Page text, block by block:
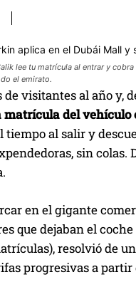
lee tu matrícula al entrar y
el emirato.
visitantes al año y,
matrícula del vehículo
tiempo al salir y
sin
en el gigante
que dejaban el
resolvió de
progresivas a partir